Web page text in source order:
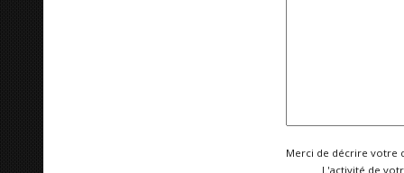
Merci de décrire votre
L'activité de